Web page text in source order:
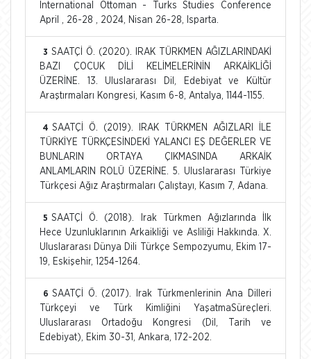
International Ottoman - Turks Studies Conference
April , 26-28 , 2024, Nisan 26-28, Isparta.
3 SAATÇİ Ö. (2020). IRAK TÜRKMEN AĞIZLARINDAKİ
BAZI ÇOCUK DİLİ KELİMELERİNİN ARKAİKLİĞİ
ÜZERİNE. 13. Uluslararası Dil, Edebiyat ve Kültür
Araştırmaları Kongresi, Kasım 6-8, Antalya, 1144-1155.
4 SAATÇİ Ö. (2019). IRAK TÜRKMEN AĞIZLARI İLE
TÜRKİYE TÜRKÇESİNDEKİ YALANCI EŞ DEĞERLER VE
BUNLARIN ORTAYA ÇIKMASINDA ARKAİK
ANLAMLARIN ROLÜ ÜZERİNE. 5. Uluslararası Türkiye
Türkçesi Ağız Araştırmaları Çalıştayı, Kasım 7, Adana.
5 SAATÇİ Ö. (2018). Irak Türkmen Ağızlarında İlk
Hece Uzunluklarının Arkaikliği ve Asliliği Hakkında. X.
Uluslararası Dünya Dili Türkçe Sempozyumu, Ekim 17-
19, Eskişehir, 1254-1264.
6 SAATÇİ Ö. (2017). Irak Türkmenlerinin Ana Dilleri
Türkçeyi ve Türk Kimliğini YaşatmaSüreçleri.
Uluslararası Ortadoğu Kongresi (Dil, Tarih ve
Edebiyat), Ekim 30-31, Ankara, 172-202.